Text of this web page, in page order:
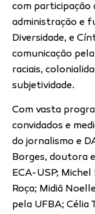
com participação
administração e
Diversidade, e
comunicação
raciais,
subjetividade.
Com vasta
convidados e
do jornalismo e
Borges, doutora
ECA-USP;
Roça; Midiã
pela UFBA; Célia